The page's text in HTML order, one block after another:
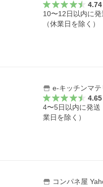
4.74
10〜12日以内に発
（休業日を除く）
e-キッチンマ
4.65
4〜5日以内に発送
業日を除く）
コンパネ屋